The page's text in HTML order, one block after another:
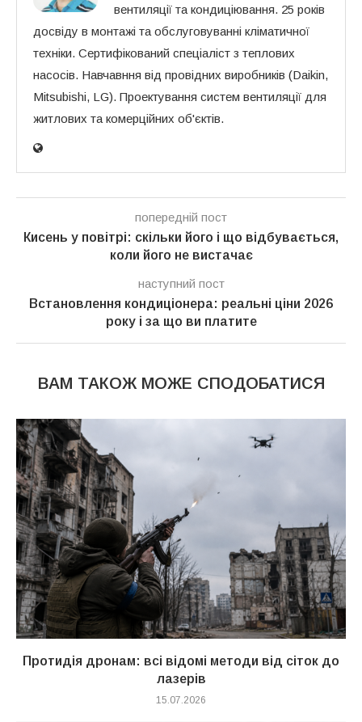
вентиляції та кондиціювання. 25 років
досвіду в монтажі та обслуговуванні кліматичної
техніки. Сертифікований спеціаліст з теплових
насосів. Навчавння від провідних виробників (Daikin,
Mitsubishi, LG). Проектування систем вентиляції для
житлових та комерційних об'єктів.
попередній пост
Кисень у повітрі: скільки його і що відбувається,
коли його не вистачає
наступний пост
Встановлення кондиціонера: реальні ціни 2026
року і за що ви платите
ВАМ ТАКОЖ МОЖЕ СПОДОБАТИСЯ
Протидія дронам: всі відомі методи від сіток до
лазерів
15.07.2026